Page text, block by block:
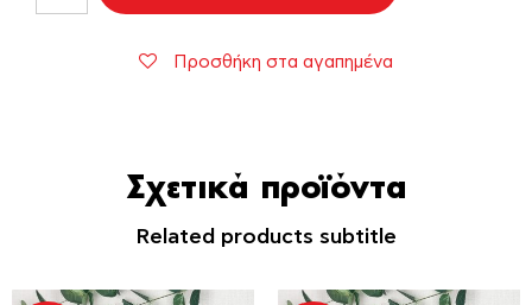
Προσθήκη στα αγαπημένα
Σχετικά προϊόντα
Related products subtitle